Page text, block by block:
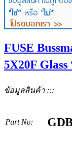
FUSE
5X20F
ข้อมูลสินค้า :::
Part No: